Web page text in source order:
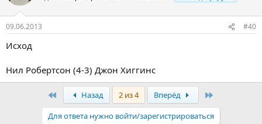
09.06.2013 #40
Исход
Нил Робертсон (4-3) Джон Хиггинс
ПервыйНазад 2 из 4 Вперёд
Для ответа нужно войти/зарегистрироваться